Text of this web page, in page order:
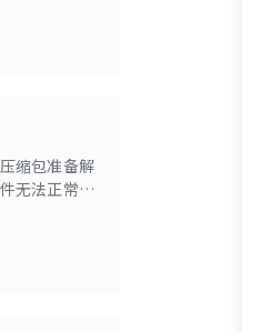
缩包准备解
无法正常打